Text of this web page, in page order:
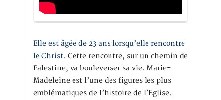
Elle est âgée de 23 ans lorsqu’elle rencontre
le Christ. Cette rencontre, sur un chemin de
Palestine, va bouleverser sa vie. Marie-
Madeleine est l’une des figures les plus
emblématiques de l’histoire de l’Eglise.